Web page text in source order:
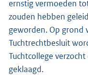
ernstig vermoeden
zouden hebben
geworden. Op grond
Tuchtrechtbesluit
Tuchtcollege
geklaagd.